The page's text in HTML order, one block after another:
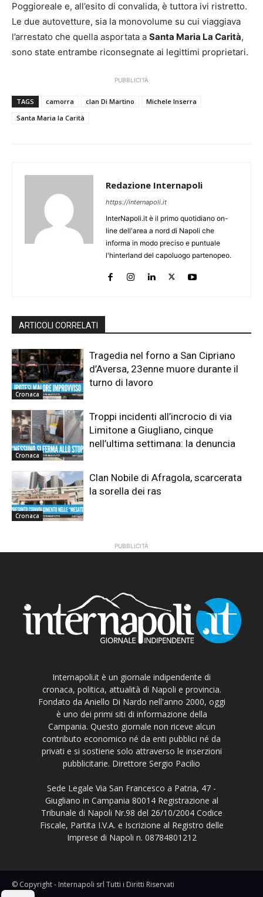
Poggioreale e, all’esito di convalida, è tuttora ivi ristretto.
Le due autovetture, sia la monovolume su cui viaggiava
l’arrestato che quella asportata a Santa Maria La Carità,
sono state entrambe riconsegnate ai legittimi proprietari.
PUBBLICITÀ
TAGS camorra clan Di Martino
Michele Inserra
Santa Maria la Carità
Redazione Internapoli
https://internapoli.it
InterNapoli.it è il primo quotidiano on-
line dell'area a nord di Napoli che
informa in modo preciso e puntuale
l'hinterland del capoluogo partenopeo.
ARTICOLI CORRELATI
Cronaca
Tragedia nel forno a San Cipriano
d’Aversa, 23enne muore durante il
turno di lavoro
Cronaca
Troppi incidenti all’incrocio di via
Limitone a Giugliano, cinque
nell’ultima settimana: la denuncia
Cronaca
Clan Nobile di Afragola, scarcerata
la sorella dei ras
PUBBLICITÀ
Internapoli.it è un giornale indipendente di
cronaca, politica, attualità di Napoli e provincia.
Fondato da Aniello Di Nardo nell'anno 2000, oggi
è uno dei primi siti di informazione della
Campania. Questo giornale non riceve alcun
contributo economico né da enti pubblici né da
privati e si sostiene solo attraverso le inserzioni
pubblicitarie. Direttore Sergio Pacilio
Sede Legale Via San Francesco a Patria, 47 -
Giugliano in Campania 80014 Registrazione al
Tribunale di Napoli Nr.98 del 26/10/2004 Codice
Fiscale, Partita I.V.A. e Iscrizione al Registro delle
Imprese di Napoli n. 08784801212
© Copyright - Internapoli srl Tutti i Diritti Riservati